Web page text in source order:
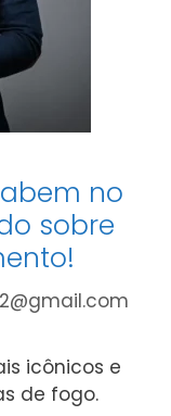
no
sobre
icônicos e
de fogo.